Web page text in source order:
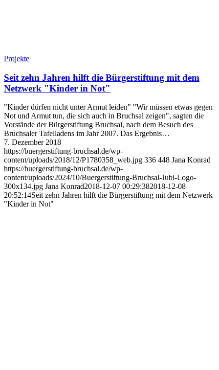
Projekte
Seit zehn Jahren hilft die Bürgerstiftung mit dem
Netzwerk "Kinder in Not"
"Kinder dürfen nicht unter Armut leiden" "Wir müssen etwas gegen
Not und Armut tun, die sich auch in Bruchsal zeigen", sagten die
Vorstände der Bürgerstiftung Bruchsal, nach dem Besuch des
Bruchsaler Tafelladens im Jahr 2007. Das Ergebnis…
7. Dezember 2018
https://buergerstiftung-bruchsal.de/wp-
content/uploads/2018/12/P1780358_web.jpg 336 448 Jana Konrad
https://buergerstiftung-bruchsal.de/wp-
content/uploads/2024/10/Buergerstiftung-Bruchsal-Jubi-Logo-
300x134.jpg Jana Konrad2018-12-07 00:29:382018-12-08
20:52:14Seit zehn Jahren hilft die Bürgerstiftung mit dem Netzwerk
"Kinder in Not"